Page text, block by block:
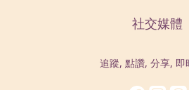
社交媒體
追蹤, 點讚, 分享, 即